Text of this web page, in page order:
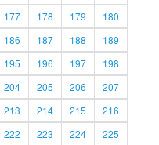
177 178 179
180
186 187 188
189
195 196 197
198
204 205 206
207
213 214 215
216
222 223 224
225